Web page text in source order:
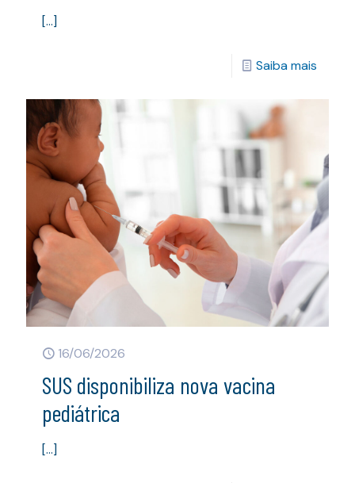
[…]
Saiba mais
16/06/2026
SUS disponibiliza nova vacina
pediátrica
[…]